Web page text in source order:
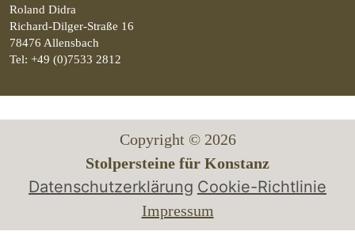
Roland Didra
Richard-Dilger-Straße 16
78476 Allensbach
Tel: +49 (0)7533 2812
Copyright © 2026
Stolpersteine für Konstanz
Datenschutzerklärung Cookie-Richtlinie
Impressum